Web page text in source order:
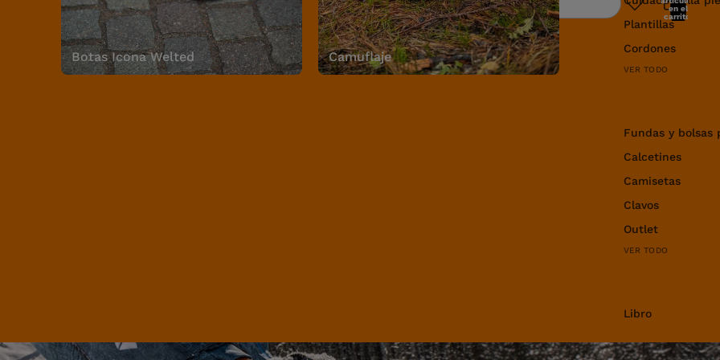
Botas Icona Welted Camuflaje
Plantillas
Cordones
VER TODO
Fundas y bolsas
Calcetines
Camisetas
Clavos
Outlet
VER TODO
Libro
Buscar
en el
carrito: